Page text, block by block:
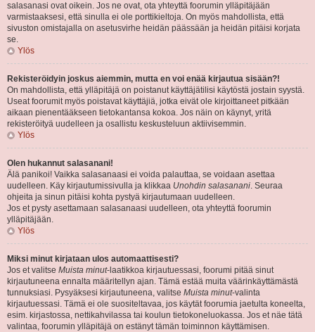
salasanasi ovat oikein. Jos ne ovat, ota yhteyttä foorumin ylläpitäjään
varmistaaksesi, että sinulla ei ole porttikieltoja. On myös mahdollista, että
sivuston omistajalla on asetusvirhe heidän päässään ja heidän pitäisi korjata
se.
Ylös
Rekisteröidyin joskus aiemmin, mutta en voi enää kirjautua sisään?!
On mahdollista, että ylläpitäjä on poistanut käyttäjätilisi käytöstä jostain syystä.
Useat foorumit myös poistavat käyttäjiä, jotka eivät ole kirjoittaneet pitkään
aikaan pienentääkseen tietokantansa kokoa. Jos näin on käynyt, yritä
rekisteröityä uudelleen ja osallistu keskusteluun aktiivisemmin.
Ylös
Olen hukannut salasanani!
Älä panikoi! Vaikka salasanaasi ei voida palauttaa, se voidaan asettaa
uudelleen. Käy kirjautumissivulla ja klikkaa Unohdin salasanani. Seuraa
ohjeita ja sinun pitäisi kohta pystyä kirjautumaan uudelleen.
Jos et pysty asettamaan salasanaasi uudelleen, ota yhteyttä foorumin
ylläpitäjään.
Ylös
Miksi minut kirjataan ulos automaattisesti?
Jos et valitse Muista minut-laatikkoa kirjautuessasi, foorumi pitää sinut
kirjautuneena ennalta määritellyn ajan. Tämä estää muita väärinkäyttämästä
tunnuksiasi. Pysyäksesi kirjautuneena, valitse Muista minut-valinta
kirjautuessasi. Tämä ei ole suositeltavaa, jos käytät foorumia jaetulta koneelta,
esim. kirjastossa, nettikahvilassa tai koulun tietokoneluokassa. Jos et näe tätä
valintaa, foorumin ylläpitäjä on estänyt tämän toiminnon käyttämisen.